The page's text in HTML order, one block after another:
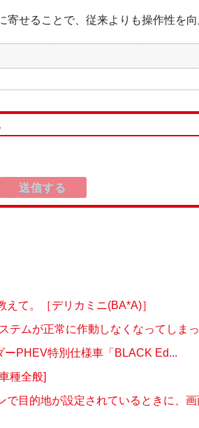
せることで、従来よりも操作性を
て。［デリカミニ(BA*A)］
テムが正常に作動しなくなってしま
PHEV特別仕様車「BLACK Ed...
種全般]
で目的地が設定されているときに、画